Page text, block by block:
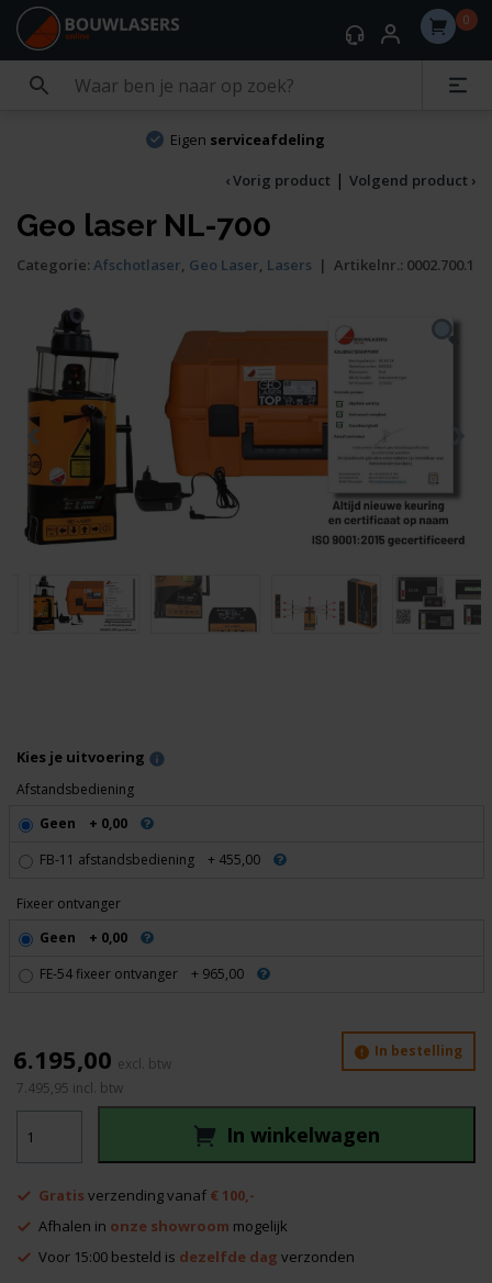
0
Eigen serviceafdeling
‹ Vorig product | Volgend product ›
Geo laser NL-700
Categorie: Afschotlaser, Geo Laser, Lasers | Artikelnr.: 0002.700.1
Kies je uitvoering
Afstandsbediening
Geen
+ 0,00
FB-11 afstandsbediening
+ 455,00
Fixeer ontvanger
Geen
+ 0,00
FE-54 fixeer ontvanger
+ 965,00
In bestelling
laser
NL-
aantal
7.495,95 incl. btw
In winkelwagen
6.195,00
Gratis verzending vanaf € 100,-
Afhalen in onze showroom mogelijk
Voor 15:00 besteld is dezelfde dag verzonden